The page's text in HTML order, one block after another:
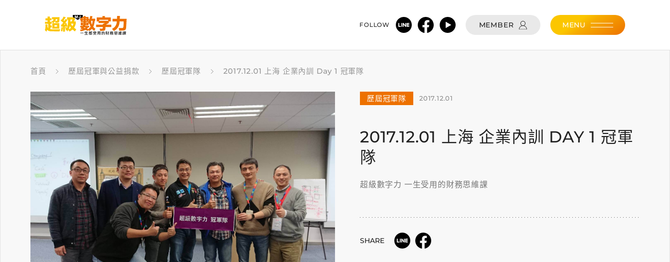
FOLLOW MEMBER MENU
首頁 歷屆冠軍與公益捐款 歷屆冠軍隊 2017.12.01 上海 企業內訓 Day 1 冠軍隊
歷屆冠軍隊 2017.12.01
2017.12.01 上海 企業內訓 DAY 1 冠軍
隊
超級數字力 一生受用的財務思維課
SHARE